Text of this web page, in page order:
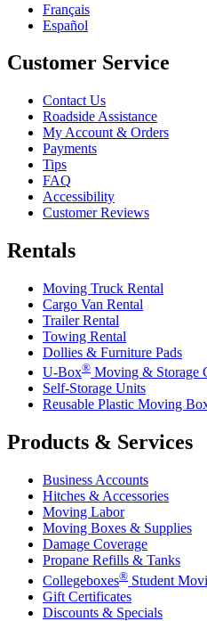
Français
Español
Customer Service
Contact Us
Roadside Assistance
My Account & Orders
Payments
Tips
FAQ
Accessibility
Customer Reviews
Rentals
Moving Truck Rental
Cargo Van Rental
Trailer Rental
Towing Rental
Dollies & Furniture Pads
U-Box® Moving & Storage
Self-Storage Units
Reusable Plastic Moving
Products & Services
Business Accounts
Hitches & Accessories
Moving Labor
Moving Boxes & Supplies
Damage Coverage
Propane Refills & Tanks
Collegeboxes® Student
Gift Certificates
Discounts & Specials